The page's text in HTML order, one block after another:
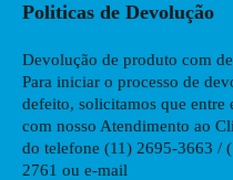
Politicas de Devolução
Devolução de produto com
Para iniciar o processo de
defeito, solicitamos que entre
com nosso Atendimento ao
do telefone (11) 2695-3663 /
2761 ou e-mail